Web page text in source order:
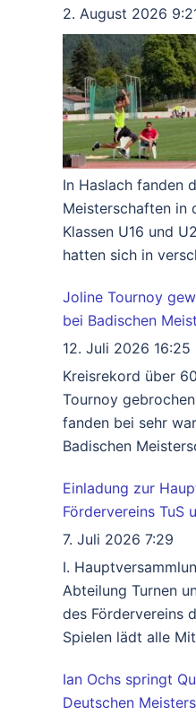
hätten. Die
waren Joline
Ian Ochs die je
2. August 2026
In Haslach fanden
Meisterschaften in
Klassen U16 und
hatten sich in
den Termin der
diese wiederum
M 15 vom SV
Deutschen
siegte im
Joline Tournoy
bei Badischen
12. Juli 2026 16:25
Kreisrekord über
Tournoy
fanden bei sehr
Badischen
waren acht
Büchenbronn
wegen Verletzung
auch Julius Wolf,
Weiterlesen …
Einladung zur
Fördervereins TuS
Hauptversammlung
7. Juli 2026 7:29
I.
Abteilung Turnen
des Fördervereins
Spielen lädt alle
Uhr im Vereinsheim
Begrüßung und
Ian Ochs springt
Deutschen